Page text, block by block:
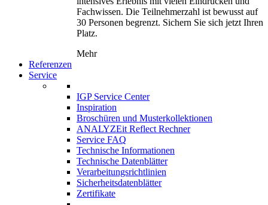
Fachwissen. Die Teilnehmerzahl ist bewusst auf
30 Personen begrenzt. Sichern Sie sich jetzt Ihren
Platz.
Mehr
Referenzen
Service
IGP Service Center
Inspiration
Broschüren und Musterkollektionen
ANALYZEit Reflect Rechner
Service FAQ
Technische Informationen
Technische Datenblätter
Verarbeitungsrichtlinien
Sicherheitsdatenblätter
Zertifikate